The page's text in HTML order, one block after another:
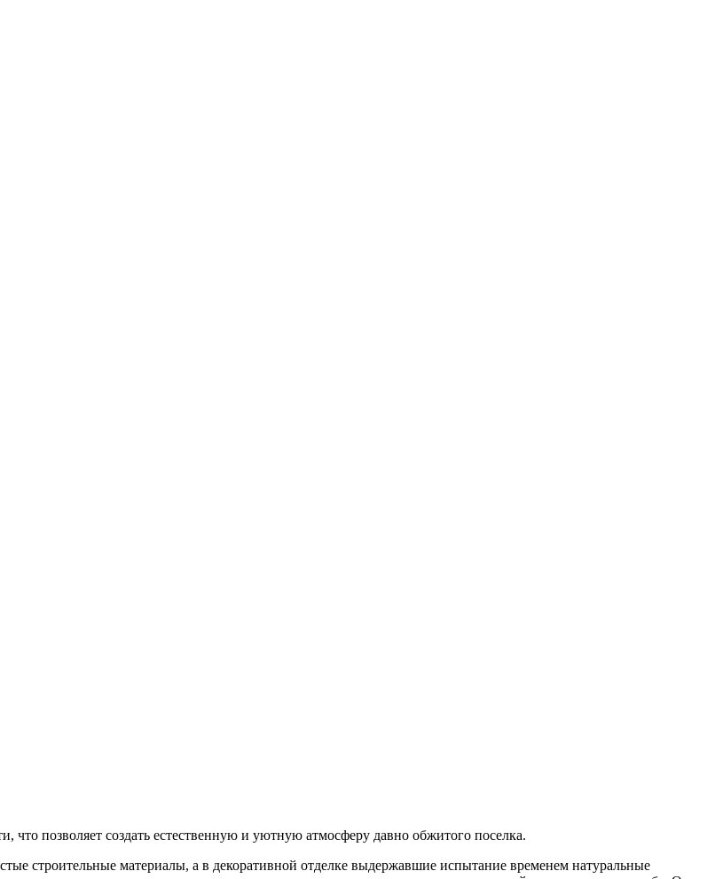
позволяет создать естественную и уютную атмосферу давно обжитого поселка.
строительные материалы, а в декоративной отделке выдержавшие испытание временем натуральные